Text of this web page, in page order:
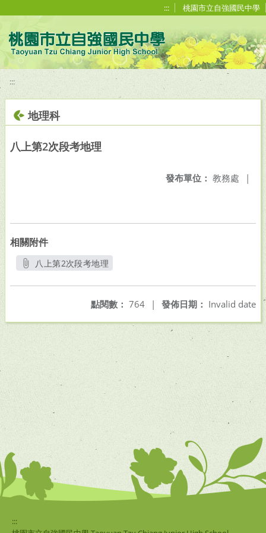
::: 桃園市立自強國民中學
:::
地理科
八上第2次段考地理
發布單位： 教務處 |
相關附件
八上第2次段考地理
發佈日期： Invalid date
點閱數： 764 |
:::